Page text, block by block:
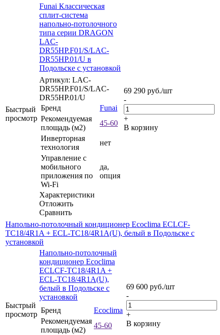
Быстрый
просмотр
Funai Классическая
сплит-система
напольно-потолочного
типа серии DRAGON
LAC-
DR55HP.F01/S/LAC-
DR55HP.01/U в
Подольске с установкой
Артикул: LAC-
DR55HP.F01/S/LAC-
DR55HP.01/U
Бренд
Funai
Рекомендуемая
площадь (м2)
45-60
Инверторная
технология
нет
Управление c
мобильного
приложения по
Wi-Fi
да,
опция
Характеристики
Отложить
Сравнить
69 290 руб./шт
-
+
В корзину
Напольно-потолочный кондиционер Ecoclima ECLCF-
TC18/4R1A + ECL-TC18/4R1A(U), белый в Подольске с
установкой
Быстрый
просмотр
Напольно-потолочный
кондиционер Ecoclima
ECLCF-TC18/4R1A +
ECL-TC18/4R1A(U),
белый в Подольске с
установкой
Бренд
Ecoclima
Рекомендуемая
площадь (м2)
45-60
69 600 руб./шт
-
+
В корзину